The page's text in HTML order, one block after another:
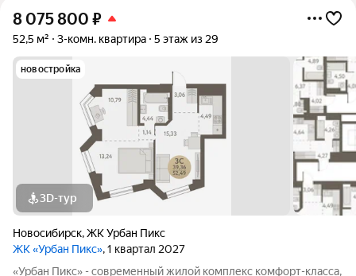
8 075 800 ₽
52,5 м² 3-комн. квартира 5 этаж из 29
новостройка
3D-тур
Новосибирск,ЖК Урбан Пикс
ЖК «Урбан Пикс», 1 квартал 2027
«Урбан Пикс» - cовременный жилой комплекс комфорт-класса,